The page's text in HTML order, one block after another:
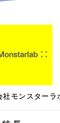
社モンスターラ